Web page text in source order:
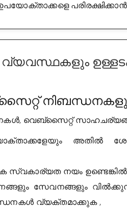
വെബ്സൈറ്റ്
അതിൽ
സ്വകാര്യത നയം
സേവനങ്ങളും
വ്യക്തമാക്കുക ,